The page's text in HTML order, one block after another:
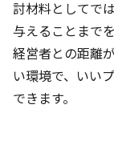
討材料としてで
与えることまで
経営者との距離
い環境で、いい
できます。